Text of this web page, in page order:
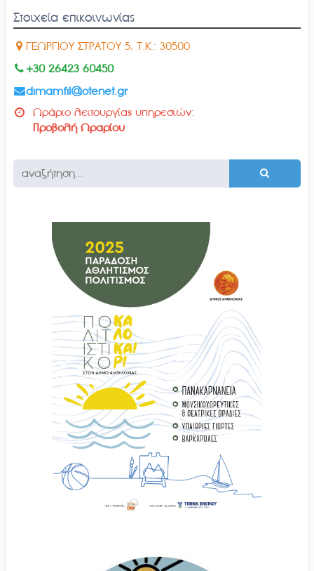
Στοιχεία επικοινωνίας
ΓΕΩΡΓΙΟΥ ΣΤΡΑΤΟΥ 5, Τ.Κ.: 30500
+30 26423 60450
dimamfil@otenet.gr
Ωράριο λειτουργίας υπηρεσιών:
Προβολή Ωραρίου